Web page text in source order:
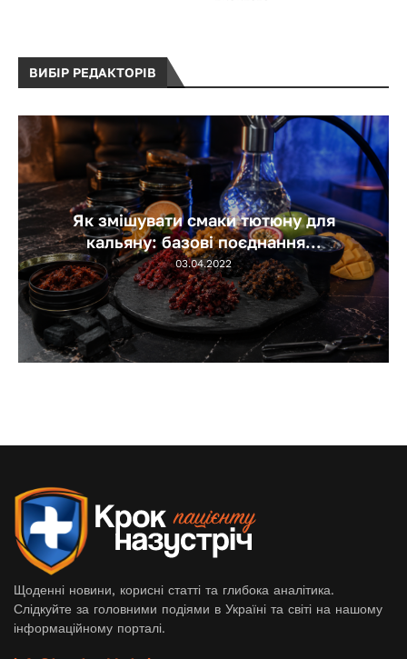
ВИБІР РЕДАКТОРІВ
Як змішувати смаки тютюну для
кальяну: базові поєднання...
03.04.2022
Щоденні новини, корисні статті та глибока аналітика.
Слідкуйте за головними подіями в Україні та світі на нашому
інформаційному порталі.